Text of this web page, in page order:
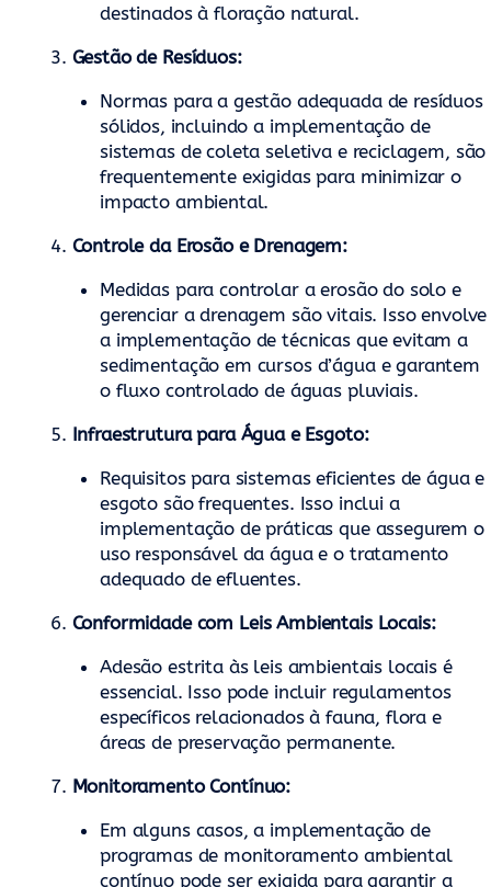
destinados à floração natural.
Gestão de Resíduos:
Normas para a gestão adequada de resíduos
sólidos, incluindo a implementação de
sistemas de coleta seletiva e reciclagem, são
frequentemente exigidas para minimizar o
impacto ambiental.
Controle da Erosão e Drenagem:
Medidas para controlar a erosão do solo e
gerenciar a drenagem são vitais. Isso envolve
a implementação de técnicas que evitam a
sedimentação em cursos d’água e garantem
o fluxo controlado de águas pluviais.
Infraestrutura para Água e Esgoto:
Requisitos para sistemas eficientes de água e
esgoto são frequentes. Isso inclui a
implementação de práticas que assegurem o
uso responsável da água e o tratamento
adequado de efluentes.
Conformidade com Leis Ambientais Locais:
Adesão estrita às leis ambientais locais é
essencial. Isso pode incluir regulamentos
específicos relacionados à fauna, flora e
áreas de preservação permanente.
Monitoramento Contínuo:
Em alguns casos, a implementação de
programas de monitoramento ambiental
contínuo pode ser exigida para garantir a